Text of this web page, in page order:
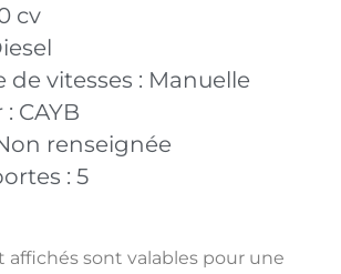
cv
de vitesses : Manuelle
: CAYB
renseignée
: 5
affichés sont valables pour une